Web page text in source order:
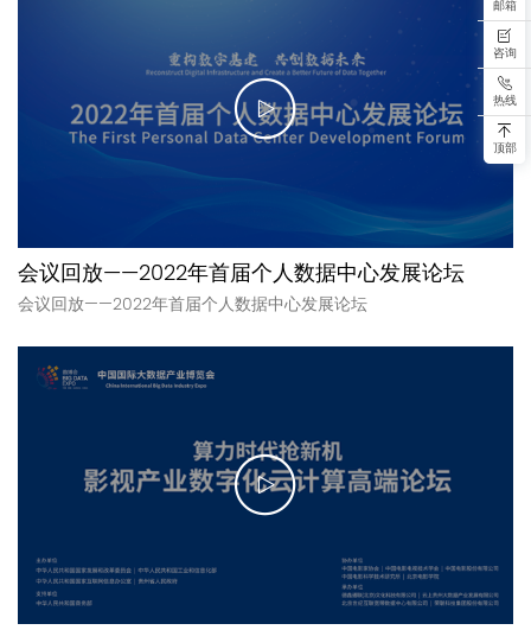
会议回放——2022年首届个人数据中心发展论坛
会议回放——2022年首届个人数据中心发展论坛
邮箱
咨询
热线
顶部